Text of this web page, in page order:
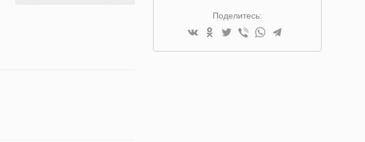
Поделитесь: